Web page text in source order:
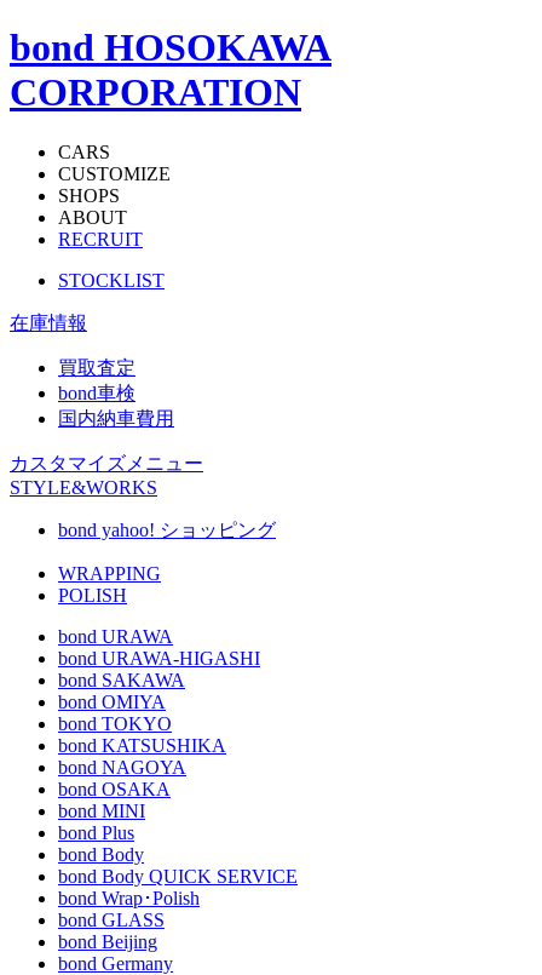
bond HOSOKAWA
CORPORATION
CARS
CUSTOMIZE
SHOPS
ABOUT
RECRUIT
STOCKLIST
在庫情報
買取査定
bond車検
国内納車費用
カスタマイズメニュー
STYLE&WORKS
bond yahoo! ショッピング
WRAPPING
POLISH
bond URAWA
bond URAWA-HIGASHI
bond SAKAWA
bond OMIYA
bond TOKYO
bond KATSUSHIKA
bond NAGOYA
bond OSAKA
bond MINI
bond Plus
bond Body
bond Body QUICK SERVICE
bond Wrap･Polish
bond GLASS
bond Beijing
bond Germany